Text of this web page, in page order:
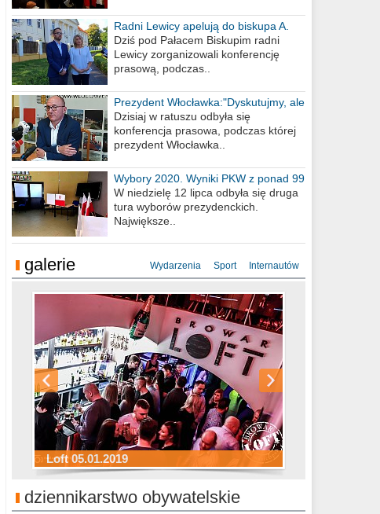
Radni Lewicy apelują do biskupa A.
Wiesława Meringa
Dziś pod Pałacem Biskupim radni
Lewicy zorganizowali konferencję
prasową, podczas..
Prezydent Włocławka:"Dyskutujmy, ale
nie obrażajmy się”
Dzisiaj w ratuszu odbyła się
konferencja prasowa, podczas której
prezydent Włocławka..
Wybory 2020. Wyniki PKW z ponad 99
procent obwodów
W niedzielę 12 lipca odbyła się druga
tura wyborów prezydenckich.
Największe..
galerie Wydarzenia Sport Internautów
Loft 05.01.2019
Sylwester Podgrodzie 31.12.2018
Sylwester Pensjonat Michelin 31.12.2018
Sylwester Hotel Młyn 31.12.2018
Sylwester Miejski 31.12.2018
Sylwester Loft 31.12.2018
dziennikarstwo obywatelskie